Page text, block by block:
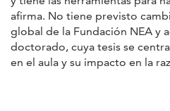
afirma. No tiene previsto
global de la Fundación NEA y
doctorado, cuya tesis se
en el aula y su impacto en la